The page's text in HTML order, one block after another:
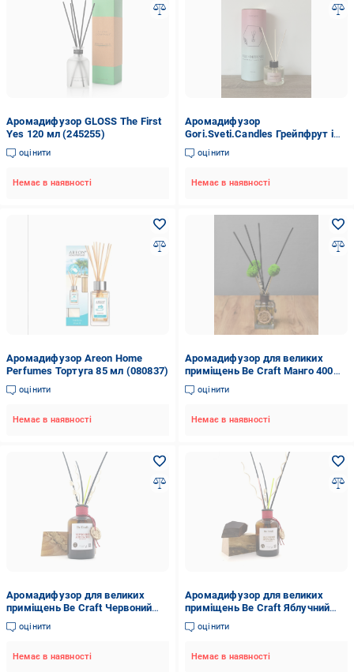
Аромадифузор GLOSS The First
Yes 120 мл (245255)
оцінити
Немає в наявності
Аромадифузор
Gori.Sveti.Candles Грейпфрут і
м'ята
оцінити
Немає в наявності
Аромадифузор Areon Home
Perfumes Тортуга 85 мл (080837)
оцінити
Немає в наявності
Аромадифузор для великих
приміщень Be Craft Манго 400
мл (10148)
оцінити
Немає в наявності
Аромадифузор для великих
приміщень Be Craft Червоний
апельсин 400 мл (10150)
оцінити
Немає в наявності
Аромадифузор для великих
приміщень Be Craft Яблучний
штрудель 400 мл (10152)
оцінити
Немає в наявності